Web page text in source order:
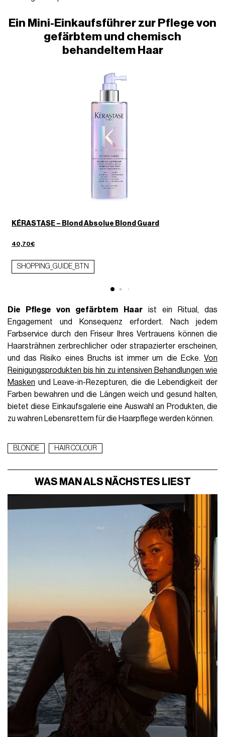
Ein Mini-Einkaufsführer zur Pflege von
gefärbtem und chemisch
behandeltem Haar
KÉRASTASE – Blond Absolue Blond Guard
40,70€
SHOPPING_GUIDE_BTN
Die Pflege von gefärbtem Haarist ein Ritual, das
Engagement und Konsequenz erfordert. Nach jedem
Farbservice durch den Friseur Ihres Vertrauens können die
Haarsträhnen zerbrechlicher oder strapazierter erscheinen,
und das Risiko eines Bruchs ist immer um die Ecke. Von
Reinigungsprodukten bis hin zu intensiven Behandlungen wie
Masken und Leave-in-Rezepturen, die die Lebendigkeit der
Farben bewahren und die Längen weich und gesund halten,
bietet diese Einkaufsgalerie eine Auswahl an Produkten, die
zu wahren Lebensrettern für die Haarpflege werden können.
BLONDE HAIR COLOUR
WAS MAN ALS NÄCHSTES LIEST